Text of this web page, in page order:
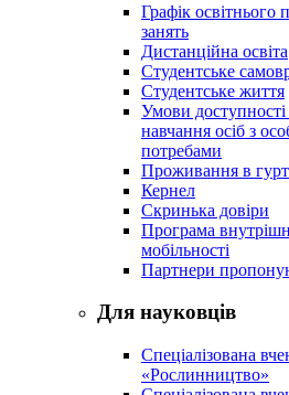
Графік освітнього
занять
Дистанційна освіта
Студентське
Студентське життя
Умови доступності
навчання осіб з
потребами
Проживання в
Кернел
Скринька довіри
Програма
мобільності
Партнери
Для науковців
Спеціалізована
«Рослинництво»